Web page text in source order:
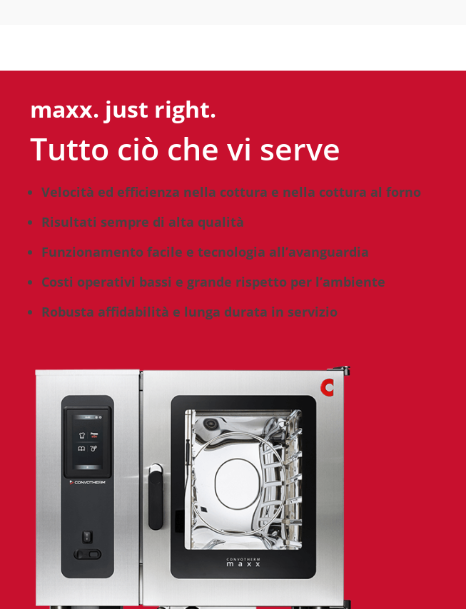
maxx. just right.
Tutto ciò che vi serve
Velocità ed efficienza nella cottura e nella cottura al forno
Risultati sempre di alta qualità
Funzionamento facile e tecnologia all’avanguardia
Costi operativi bassi e grande rispetto per l’ambiente
Robusta affidabilità e lunga durata in servizio